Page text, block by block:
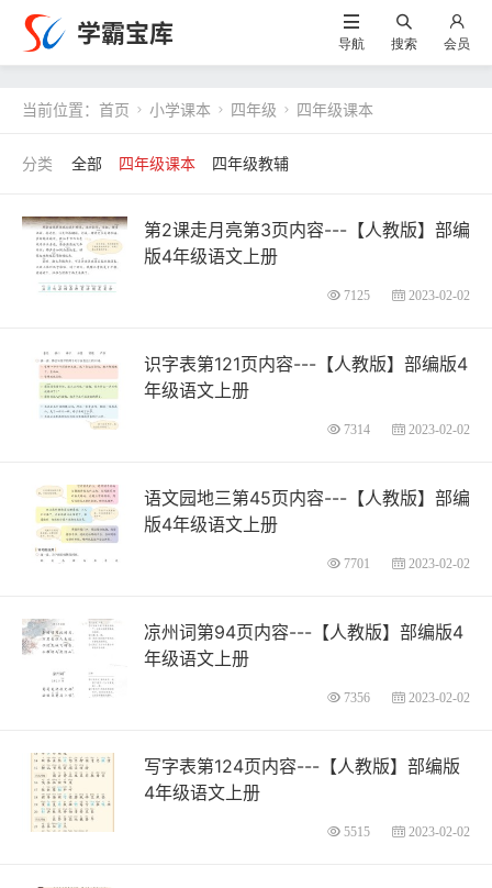
学霸宝库 导航 搜索 会员
当前位置： 首页  小学课本  四年级  四年级课本
全部 四年级课本 四年级教辅
第2课走月亮第3页内容---【人教版】部编
版4年级语文上册
7125 2023-02-02
识字表第121页内容---【人教版】部编版4
年级语文上册
7314 2023-02-02
语文园地三第45页内容---【人教版】部编
版4年级语文上册
7701 2023-02-02
凉州词第94页内容---【人教版】部编版4
年级语文上册
7356 2023-02-02
写字表第124页内容---【人教版】部编版
4年级语文上册
5515 2023-02-02